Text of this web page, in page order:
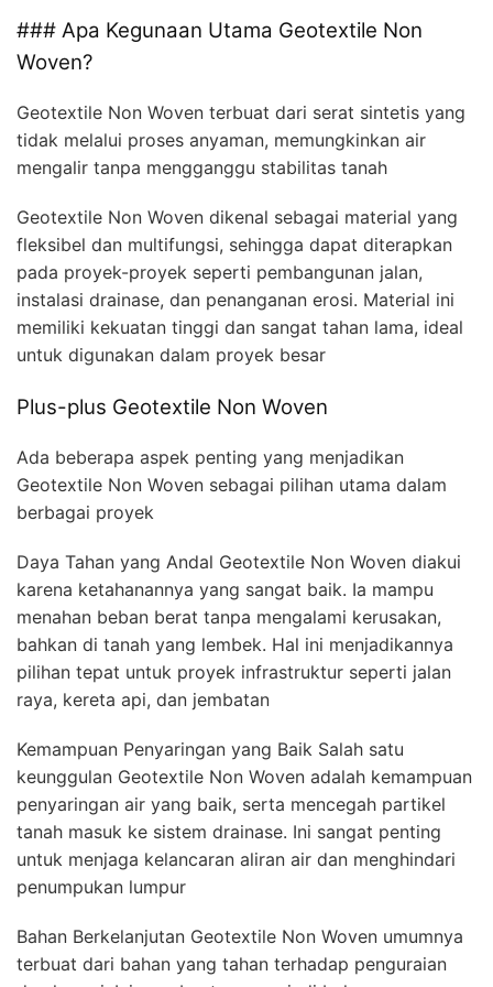
### Apa Kegunaan Utama Geotextile Non
Woven?
Geotextile Non Woven terbuat dari serat sintetis yang
tidak melalui proses anyaman, memungkinkan air
mengalir tanpa mengganggu stabilitas tanah
Geotextile Non Woven dikenal sebagai material yang
fleksibel dan multifungsi, sehingga dapat diterapkan
pada proyek-proyek seperti pembangunan jalan,
instalasi drainase, dan penanganan erosi. Material ini
memiliki kekuatan tinggi dan sangat tahan lama, ideal
untuk digunakan dalam proyek besar
Plus-plus Geotextile Non Woven
Ada beberapa aspek penting yang menjadikan
Geotextile Non Woven sebagai pilihan utama dalam
berbagai proyek
Daya Tahan yang Andal Geotextile Non Woven diakui
karena ketahanannya yang sangat baik. Ia mampu
menahan beban berat tanpa mengalami kerusakan,
bahkan di tanah yang lembek. Hal ini menjadikannya
pilihan tepat untuk proyek infrastruktur seperti jalan
raya, kereta api, dan jembatan
Kemampuan Penyaringan yang Baik Salah satu
keunggulan Geotextile Non Woven adalah kemampuan
penyaringan air yang baik, serta mencegah partikel
tanah masuk ke sistem drainase. Ini sangat penting
untuk menjaga kelancaran aliran air dan menghindari
penumpukan lumpur
Bahan Berkelanjutan Geotextile Non Woven umumnya
terbuat dari bahan yang tahan terhadap penguraian